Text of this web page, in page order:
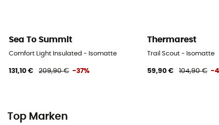
Sea To Summit
Comfort Light Insulated - Isomatte
131,10 € 209,90 € -37%
Thermarest
Trail Scout - Isomatte
59,90 € 104,90 € -
Top Marken